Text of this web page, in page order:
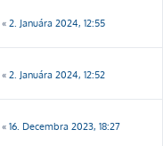
« 2. Januára 2024, 12:55
« 2. Januára 2024, 12:52
« 16. Decembra 2023, 18:27